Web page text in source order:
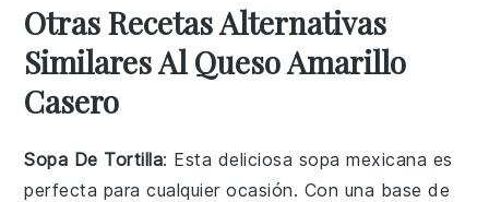
Otras Recetas Alternativas
Similares Al Queso Amarillo
Casero
Sopa De Tortilla: Esta deliciosa sopa mexicana es
perfecta para cualquier ocasión. Con una base de